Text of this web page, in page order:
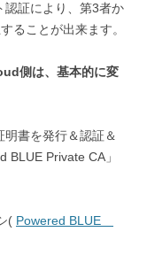
認証により、第3者か
ることが出来ます。
側は、基本的に変
書を発行＆認証＆
BLUE Private CA」
( Powered BLUE